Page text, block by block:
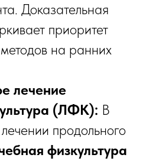
Доказательная
приоритет
на ранних
лечение
(ЛФК): В
продольного
физкультура